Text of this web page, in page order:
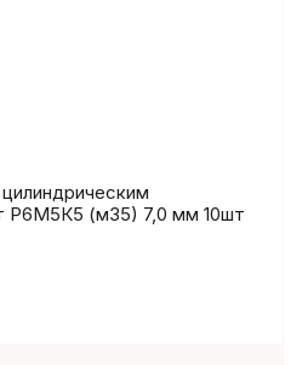
Р6М5К5 (м35) 7,0 мм 10шт